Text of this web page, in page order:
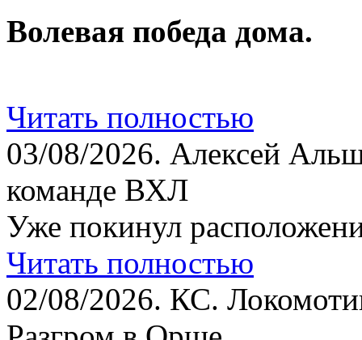
Волевая победа дома.
Читать полностью
03/08/2026. Алексей
команде ВХЛ
Уже покинул
Читать полностью
02/08/2026. КС.